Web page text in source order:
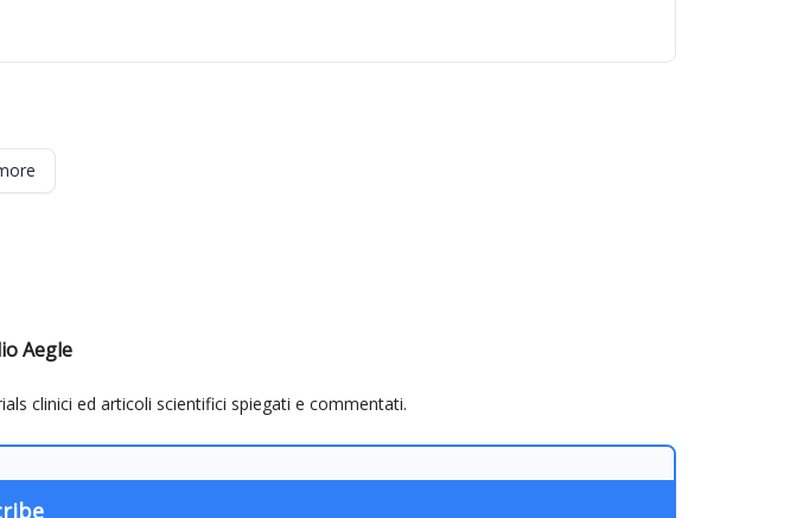
Aegle
clinici ed articoli scientifici spiegati e commentati.